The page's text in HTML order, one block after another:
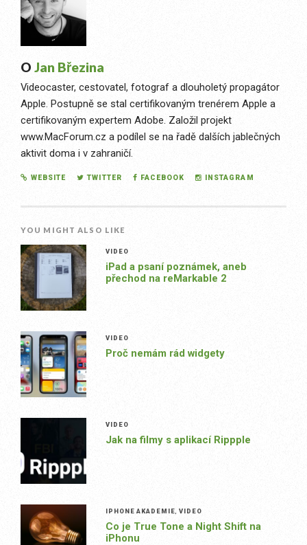
O Jan Březina
Videocaster, cestovatel, fotograf a dlouholetý propagátor
Apple. Postupně se stal certifikovaným trenérem Apple a
certifikovaným expertem Adobe. Založil projekt
www.MacForum.cz a podílel se na řadě dalších jablečných
aktivit doma i v zahraničí.
WEBSITE TWITTER FACEBOOK INSTAGRAM
YOU MIGHT ALSO LIKE
VIDEO
iPad a psaní poznámek, aneb
přechod na reMarkable 2
VIDEO
Proč nemám rád widgety
VIDEO
Jak na filmy s aplikací Rippple
IPHONE AKADEMIE VIDEO
Co je True Tone a Night Shift na
iPhonu